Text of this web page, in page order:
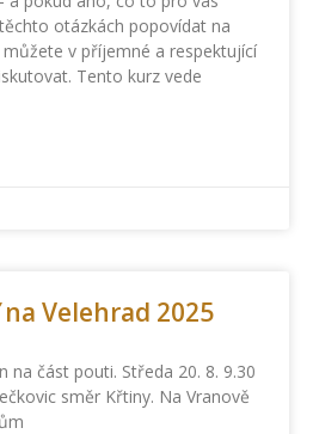
otázkách popovídat na
můžete v příjemné a respektující
Tento kurz vede
Velehrad 2025
na část pouti. Středa 20. 8. 9.30
směr Křtiny. Na Vranově